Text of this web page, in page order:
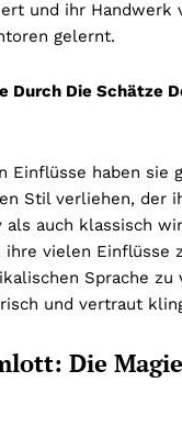
und ihr Handwerk
gelernt.
Durch Die Schätze
Einflüsse haben sie
Stil verliehen, der
als auch klassisch
ihre vielen Einflüsse
Sprache zu
und vertraut
Die